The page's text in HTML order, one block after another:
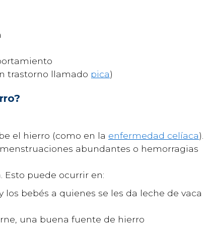
trastorno llamado pica)
el hierro (como en la enfermedad celíaca).
abundantes o hemorragias
puede ocurrir en:
y los bebés a quienes se les da leche de vaca
una buena fuente de hierro